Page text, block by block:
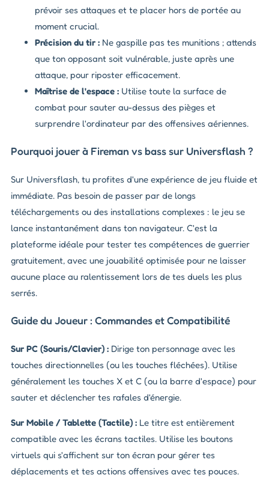
prévoir ses attaques et te placer hors de portée au
moment crucial.
Précision du tir : Ne gaspille pas tes munitions ; attends
que ton opposant soit vulnérable, juste après une
attaque, pour riposter efficacement.
Maîtrise de l'espace : Utilise toute la surface de
combat pour sauter au-dessus des pièges et
surprendre l'ordinateur par des offensives aériennes.
Pourquoi jouer à Fireman vs bass sur Universflash ?
Sur Universflash, tu profites d'une expérience de jeu fluide et
immédiate. Pas besoin de passer par de longs
téléchargements ou des installations complexes : le jeu se
lance instantanément dans ton navigateur. C'est la
plateforme idéale pour tester tes compétences de guerrier
gratuitement, avec une jouabilité optimisée pour ne laisser
aucune place au ralentissement lors de tes duels les plus
serrés.
Guide du Joueur : Commandes et Compatibilité
Sur PC (Souris/Clavier) : Dirige ton personnage avec les
touches directionnelles (ou les touches fléchées). Utilise
généralement les touches X et C (ou la barre d'espace) pour
sauter et déclencher tes rafales d'énergie.
Sur Mobile / Tablette (Tactile) : Le titre est entièrement
compatible avec les écrans tactiles. Utilise les boutons
virtuels qui s'affichent sur ton écran pour gérer tes
déplacements et tes actions offensives avec tes pouces.